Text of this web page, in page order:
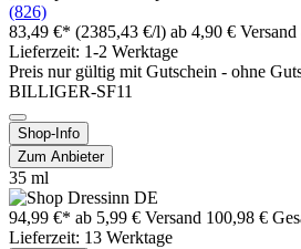
(826)
83,49 €* (2385,43 €/l) ab 4,90 € Versand
Lieferzeit: 1-2 Werktage
Preis nur gültig mit Gutschein - ohne
BILLIGER-SF11
Shop-Info
Zum Anbieter
35 ml
94,99 €* ab 5,99 € Versand 100,98 €
Lieferzeit: 13 Werktage